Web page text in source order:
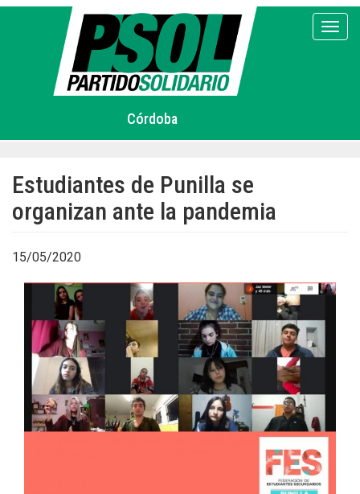
Pasar
Córdoba
Estudiantes de Punilla se
organizan ante la pandemia
15/05/2020